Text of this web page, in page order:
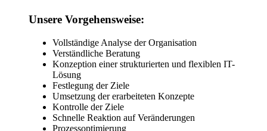
Unsere Vorgehensweise:
Vollständige Analyse der Organisation
Verständliche Beratung
Konzeption einer strukturierten und flexiblen IT-
Lösung
Festlegung der Ziele
Umsetzung der erarbeiteten Konzepte
Kontrolle der Ziele
Schnelle Reaktion auf Veränderungen
Prozessoptimierung